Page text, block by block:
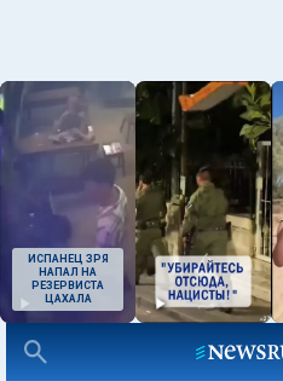
ИСПАНЕЦ ЗРЯ
НАПАЛ НА
РЕЗЕРВИСТА
ЦАХАЛА